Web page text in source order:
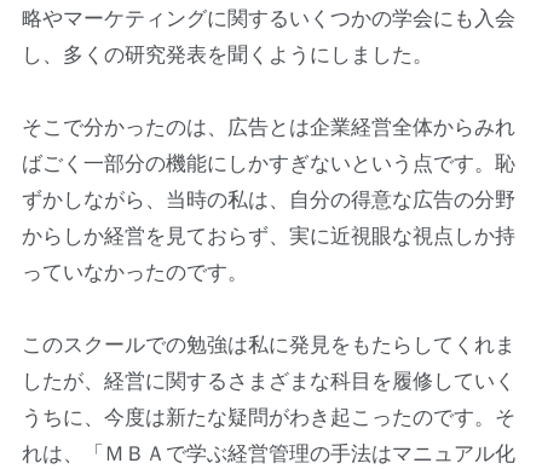
略やマーケティングに関するいくつかの学会にも入会
し、多くの研究発表を聞くようにしました。
そこで分かったのは、広告とは企業経営全体からみれ
ばごく一部分の機能にしかすぎないという点です。恥
ずかしながら、当時の私は、自分の得意な広告の分野
からしか経営を見ておらず、実に近視眼な視点しか持
っていなかったのです。
このスクールでの勉強は私に発見をもたらしてくれま
したが、経営に関するさまざまな科目を履修していく
うちに、今度は新たな疑問がわき起こったのです。そ
れは、「ＭＢＡで学ぶ経営管理の手法はマニュアル化